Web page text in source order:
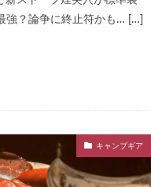
強？論争に終止符かも… […]
キャンプギア